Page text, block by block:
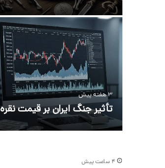
3 هفته پیش
تأثیر جنگ ایران بر قیمت نقره
4 ساعت پیش